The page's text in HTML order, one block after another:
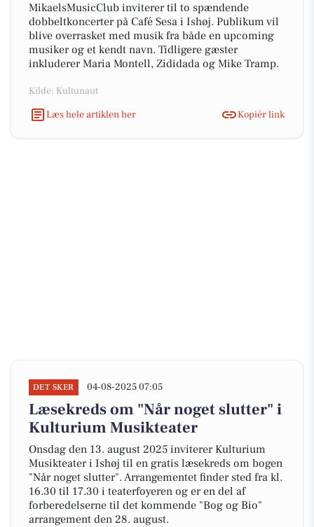
MikaelsMusicClub inviterer til to spændende
dobbeltkoncerter på Café Sesa i Ishøj. Publikum vil
blive overrasket med musik fra både en upcoming
musiker og et kendt navn. Tidligere gæster
inkluderer Maria Montell, Zididada og Mike Tramp.
Kilde: Kultunaut
Læs hele artiklen her
Kopiér link
DET SKER 04-08-2025 07:05
Læsekreds om "Når noget slutter" i
Kulturium Musikteater
Onsdag den 13. august 2025 inviterer Kulturium
Musikteater i Ishøj til en gratis læsekreds om bogen
"Når noget slutter". Arrangementet finder sted fra kl.
16.30 til 17.30 i teaterfoyeren og er en del af
forberedelserne til det kommende "Bog og Bio"
arrangement den 28. august.